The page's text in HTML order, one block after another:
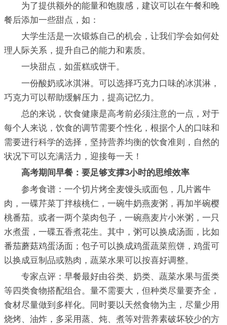
为了提供额外的能量和饱腹感，建议可以在午餐和晚
餐后添加一些甜点，如：
大学生活是一次锻炼自己的机会，让我们学会如何处
理人际关系，提升自己的能力和素质。
一块甜点，如蛋糕或饼干。
一份酸奶或冰淇淋。可以选择巧克力口味的冰淇淋，
巧克力可以帮助缓解压力，提高记忆力。
总的来说，饮食健康是高考前必须注意的一点，对于
每个人来说，饮食的调节需要个性化，根据个人的口味和
需要进行科学的选择，坚持营养均衡的饮食准则，自然的
状况下可以充满活力，迎接每一天！
高考期间早餐：要足够支撑3小时的思维效率
参考食谱：一个切片烤全麦馒头或面包，几片酱牛
肉，一碟芹菜丁拌核桃仁，一碗牛奶燕麦粥，再加半碗樱
桃番茄。或者一两个菜肉包子，一碗燕麦片小米粥，一只
水煮蛋，一碟五香煮花生。其中，粥可以换成汤面，比如
番茄蘑菇鸡蛋汤面；包子可以换成鸡蛋蔬菜煎饼，鸡蛋可
以换成豆制品或熟肉，蔬菜水果可以按喜好调整。
专家点评：早餐最好由谷类、奶类、蔬菜水果与蛋类
等四类食物搭配组合。量不需要大，但种类尽量要齐全，
食材尽量做到多样化。同时要以天然食物为主，尽量少用
烧烤、油炸，多采用蒸、炖、煮等对营养素破坏较少的方